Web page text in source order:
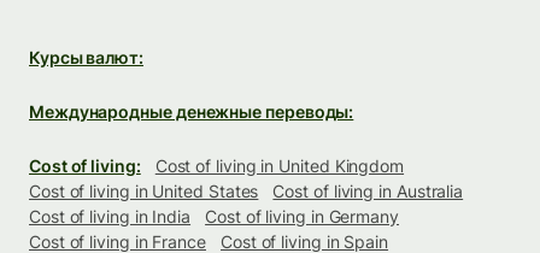
Курсы валют:
Международные денежные переводы:
Cost of living:
Cost of living in United Kingdom
Cost of living in United States
Cost of living in Australia
Cost of living in India
Cost of living in Germany
Cost of living in France
Cost of living in Spain